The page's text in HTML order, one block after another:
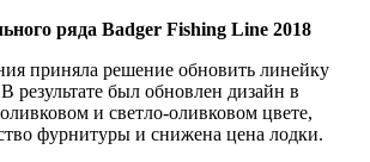
ряда Badger Fishing Line 2018
приняла решение обновить линейку
результате был обновлен дизайн в
и светло-оливковом цвете,
фурнитуры и снижена цена лодки.